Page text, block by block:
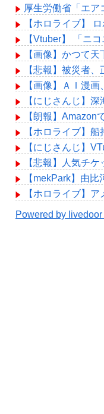
厚生労働省「エ
【ホロライブ】
【Vtuber】 「ニ
【画像】かつて
【悲報】被災者
【画像】ＡＩ漫
【にじさんじ】
【朗報】Amazon
【ホロライブ】
【にじさんじ】
【悲報】人気チ
【mekPark】由
【ホロライブ】
Powered by